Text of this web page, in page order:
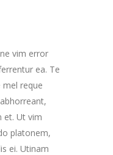
vim error
ea. Te
mel reque
et. Ut vim
platonem,
ei. Utinam